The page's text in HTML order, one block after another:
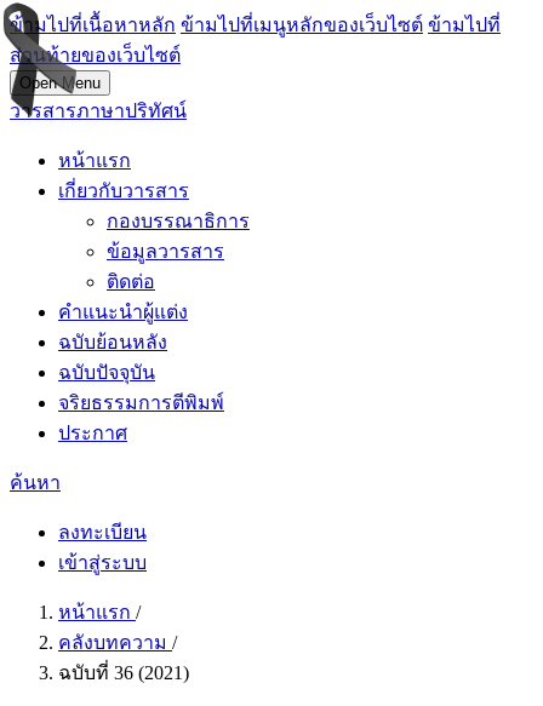
ข้ามไปที่เนื้อหาหลัก ข้ามไปที่เมนูหลักของเว็บไซต์ ข้ามไปที่
ส่วนท้ายของเว็บไซต์
Open Menu
วารสารภาษาปริทัศน์
หน้าแรก
เกี่ยวกับวารสาร
กองบรรณาธิการ
ข้อมูลวารสาร
ติดต่อ
คำแนะนำผู้แต่ง
ฉบับย้อนหลัง
ฉบับปัจจุบัน
จริยธรรมการตีพิมพ์
ประกาศ
ค้นหา
ลงทะเบียน
เข้าสู่ระบบ
หน้าแรก /
คลังบทความ /
ฉบับที่ 36 (2021)